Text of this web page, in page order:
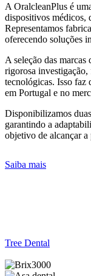
A OralcleanPlus é
dispositivos médicos,
Representamos
oferecendo soluções
A seleção das marcas
rigorosa investigação,
tecnológicas. Isso faz
em Portugal e no
Disponibilizamos
garantindo a
objetivo de alcançar a
Saiba mais
Tree Dental